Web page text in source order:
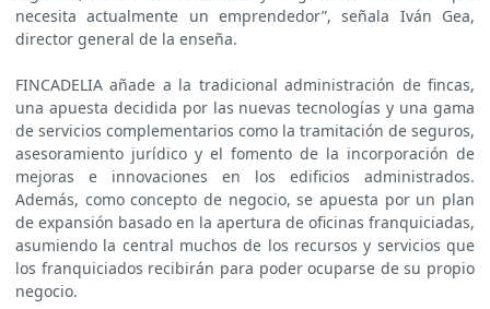
necesita actualmente un emprendedor”, señala Iván Gea,
director general de la enseña.
FINCADELIA añade a la tradicional administración de fincas,
una apuesta decidida por las nuevas tecnologías y una gama
de servicios complementarios como la tramitación de seguros,
asesoramiento jurídico y el fomento de la incorporación de
mejoras e innovaciones en los edificios administrados.
Además, como concepto de negocio, se apuesta por un plan
de expansión basado en la apertura de oficinas franquiciadas,
asumiendo la central muchos de los recursos y servicios que
los franquiciados recibirán para poder ocuparse de su propio
negocio.